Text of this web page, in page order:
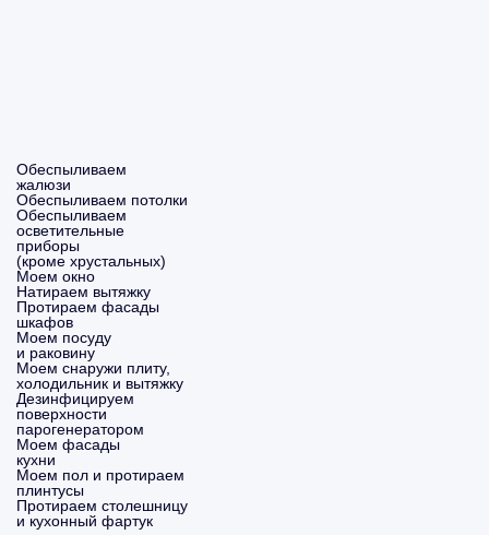
Обеспыливаем
жалюзи
Обеспыливаем потолки
Обеспыливаем
осветительные
приборы
(кроме хрустальных)
Моем окно
Натираем вытяжку
Протираем фасады
шкафов
Моем посуду
и раковину
Моем снаружи плиту,
холодильник и вытяжку
Дезинфицируем
поверхности
парогенератором
Моем фасады
кухни
Моем пол и протираем
плинтусы
Протираем столешницу
и кухонный фартук